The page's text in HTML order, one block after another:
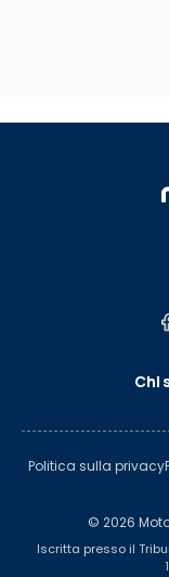
Chi
Politica sulla privacy
© 2026
Iscritta presso il